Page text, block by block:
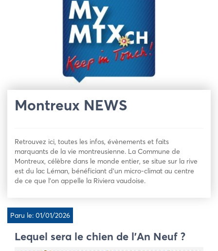
Montreux NEWS
Retrouvez ici, toutes les infos, évènements et faits
marquants de la vie montreusienne. La Commune de
Montreux, célèbre dans le monde entier, se situe sur la rive
est du lac Léman, bénéficiant d’un micro-climat au centre
de ce que l’on appelle la Riviera vaudoise.
Paru le: 01/01/2026
Lequel sera le chien de l’An Neuf ?